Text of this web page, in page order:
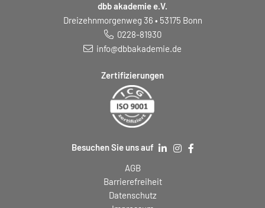
dbb akademie e.V.
Dreizehnmorgenweg 36 • 53175 Bonn
0228-81930
info@dbbakademie.de
Zertifizierungen
Besuchen Sie uns auf
AGB
Barrierefreiheit
Datenschutz